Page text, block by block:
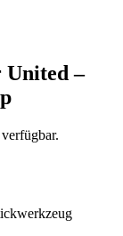
United –